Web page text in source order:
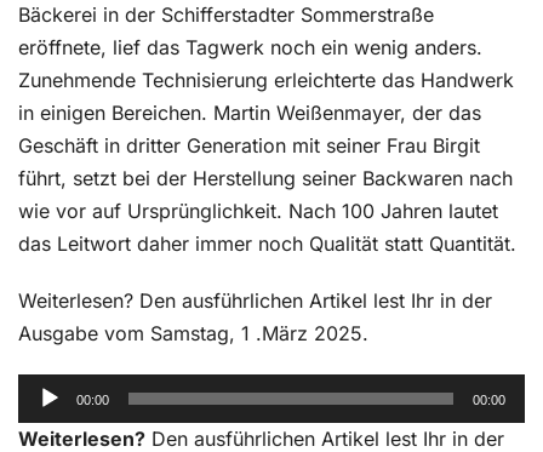
Bäckerei in der Schifferstadter Sommerstraße
eröffnete, lief das Tagwerk noch ein wenig anders.
Zunehmende Technisierung erleichterte das Handwerk
in einigen Bereichen. Martin Weißenmayer, der das
Geschäft in dritter Generation mit seiner Frau Birgit
führt, setzt bei der Herstellung seiner Backwaren nach
wie vor auf Ursprünglichkeit. Nach 100 Jahren lautet
das Leitwort daher immer noch Qualität statt Quantität.
Weiterlesen? Den ausführlichen Artikel lest Ihr in der
Ausgabe vom Samstag, 1 .März 2025.
Audio-
Player
00:00 00:00
Weiterlesen? Den ausführlichen Artikel lest Ihr in der